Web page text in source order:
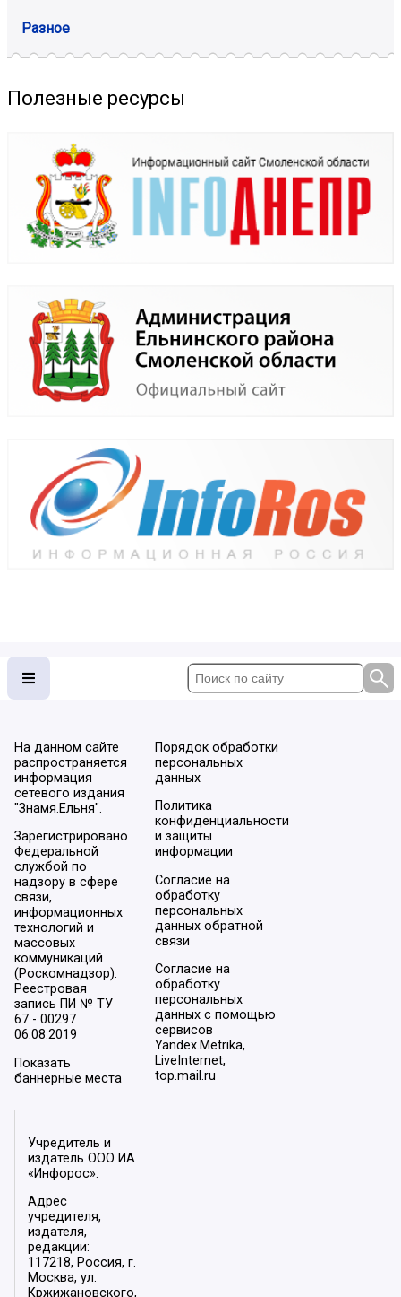
Разное
Полезные ресурсы
На данном сайте
распространяется
информация
сетевого издания
"Знамя.Ельня".
Зарегистрировано
Федеральной
службой по
надзору в сфере
связи,
информационных
технологий и
массовых
коммуникаций
(Роскомнадзор).
Реестровая
запись ПИ № ТУ
67 - 00297
06.08.2019
Показать
баннерные места
Порядок обработки
персональных
данных
Политика
конфиденциальности
и защиты
информации
Согласие на
обработку
персональных
данных обратной
связи
Согласие на
обработку
персональных
данных с помощью
сервисов
Yandex.Metrika,
LiveInternet,
top.mail.ru
Учредитель и
издатель ООО ИА
«Инфорос».
Адрес
учредителя,
издателя,
редакции:
117218, Россия, г.
Москва, ул.
Кржижановского,